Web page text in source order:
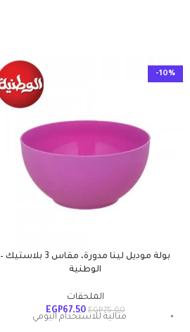
-10%
بولة موديل لينا مدورة، مقاس 3 بلاستيك –
الوطنية
الملحقات
EGP75.00
EGP67.50
مثالية للاستخدام اليومي